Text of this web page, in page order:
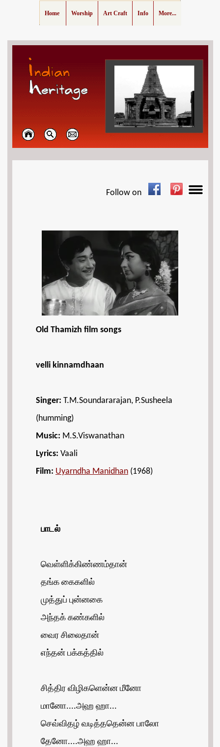
Home Worship Art Craft Info More...
Follow on
Old Thamizh film songs
velli kinnamdhaan
Singer: T.M.Soundararajan, P.Susheela
(humming)
Music: M.S.Viswanathan
Lyrics: Vaali
Film: Uyarndha Manidhan (1968)
பாடல்
வெள்ளிக்கிண்ணம்தான்
தங்க கைகளில்
முத்துப் புன்னகை
அந்தக் கண்களில்
வைர சிலைதான்
எந்தன் பக்கத்தில்
சித்திர விழிகளென்ன மீனோ
மானோ....அஹ ஹா...
செவ்விதழ் வடித்ததென்ன பாலோ
தேனோ....அஹ ஹா...